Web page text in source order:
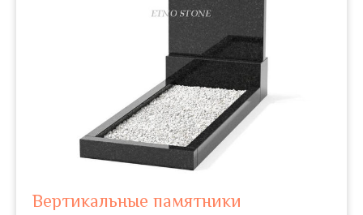
Вертикальные памятники